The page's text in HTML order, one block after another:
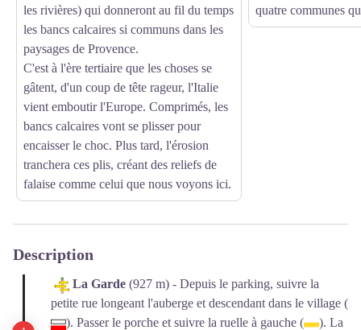
les rivières) qui donneront au fil du temps
les bancs calcaires si communs dans les
paysages de Provence.
C'est à l'ère tertiaire que les choses se
gâtent, d'un coup de tête rageur, l'Italie
vient emboutir l'Europe. Comprimés, les
bancs calcaires vont se plisser pour
encaisser le choc. Plus tard, l'érosion
tranchera ces plis, créant des reliefs de
falaise comme celui que nous voyons ici.
quatre communes
Description
La Garde (927 m) - Depuis le parking, suivre la
petite rue longeant l'auberge et descendant dans le village (
). Passer le porche et suivre la ruelle à gauche (
). La